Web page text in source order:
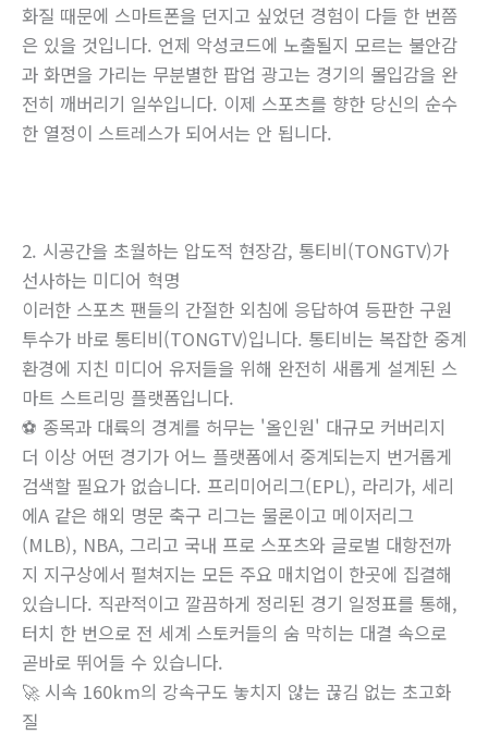
화질 때문에 스마트폰을 던지고 싶었던 경험이 다들 한 번쯤
은 있을 것입니다. 언제 악성코드에 노출될지 모르는 불안감
과 화면을 가리는 무분별한 팝업 광고는 경기의 몰입감을 완
전히 깨버리기 일쑤입니다. 이제 스포츠를 향한 당신의 순수
한 열정이 스트레스가 되어서는 안 됩니다.
2. 시공간을 초월하는 압도적 현장감, 통티비(TONGTV)가
선사하는 미디어 혁명
이러한 스포츠 팬들의 간절한 외침에 응답하여 등판한 구원
투수가 바로 통티비(TONGTV)입니다. 통티비는 복잡한 중계
환경에 지친 미디어 유저들을 위해 완전히 새롭게 설계된 스
마트 스트리밍 플랫폼입니다.
⚽ 종목과 대륙의 경계를 허무는 '올인원' 대규모 커버리지
더 이상 어떤 경기가 어느 플랫폼에서 중계되는지 번거롭게
검색할 필요가 없습니다. 프리미어리그(EPL), 라리가, 세리
에A 같은 해외 명문 축구 리그는 물론이고 메이저리그
(MLB), NBA, 그리고 국내 프로 스포츠와 글로벌 대항전까
지 지구상에서 펼쳐지는 모든 주요 매치업이 한곳에 집결해
있습니다. 직관적이고 깔끔하게 정리된 경기 일정표를 통해,
터치 한 번으로 전 세계 스토커들의 숨 막히는 대결 속으로
곧바로 뛰어들 수 있습니다.
🚀 시속 160km의 강속구도 놓치지 않는 끊김 없는 초고화
질